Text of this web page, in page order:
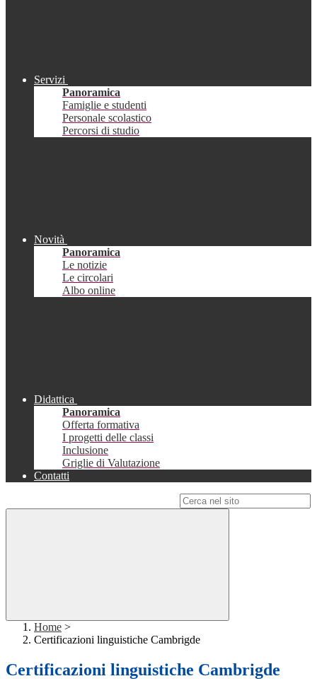
Servizi
Panoramica
Famiglie e studenti
Personale scolastico
Percorsi di studio
Novità
Panoramica
Le notizie
Le circolari
Albo online
Didattica
Panoramica
Offerta formativa
I progetti delle classi
Inclusione
Griglie di Valutazione
Contatti
Home >
Certificazioni linguistiche Cambrigde
Certificazioni linguistiche Cambrigde